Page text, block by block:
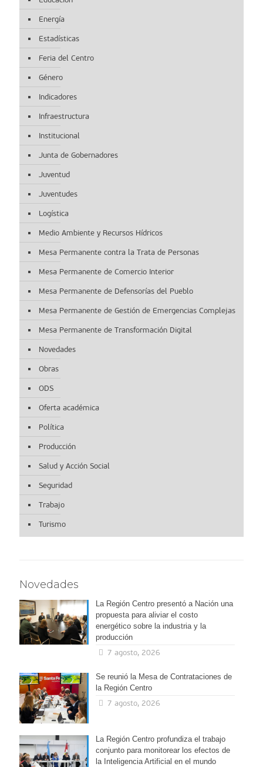
Energía
Estadísticas
Feria del Centro
Género
Indicadores
Infraestructura
Institucional
Junta de Gobernadores
Juventud
Juventudes
Logística
Medio Ambiente y Recursos Hídricos
Mesa Permanente contra la Trata de Personas
Mesa Permanente de Comercio Interior
Mesa Permanente de Defensorías del Pueblo
Mesa Permanente de Gestión de Emergencias Complejas
Mesa Permanente de Transformación Digital
Novedades
Obras
ODS
Oferta académica
Política
Producción
Salud y Acción Social
Seguridad
Trabajo
Turismo
Novedades
La Región Centro presentó a Nación una
propuesta para aliviar el costo
energético sobre la industria y la
producción
7 agosto, 2026
Se reunió la Mesa de Contrataciones de
la Región Centro
7 agosto, 2026
La Región Centro profundiza el trabajo
conjunto para monitorear los efectos de
la Inteligencia Artificial en el mundo